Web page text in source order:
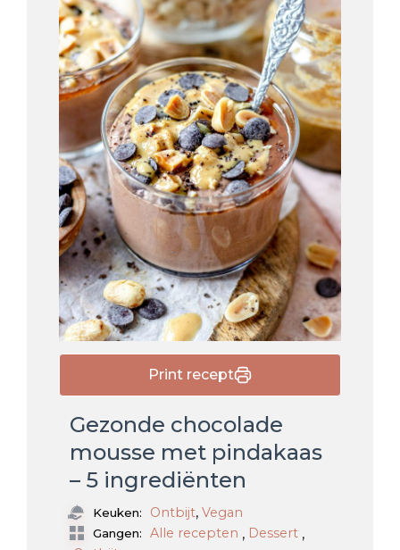
Print recept
Gezonde chocolade
mousse met pindakaas
– 5 ingrediënten
Keuken: Ontbijt, Vegan
Gangen: Alle recepten , Dessert ,